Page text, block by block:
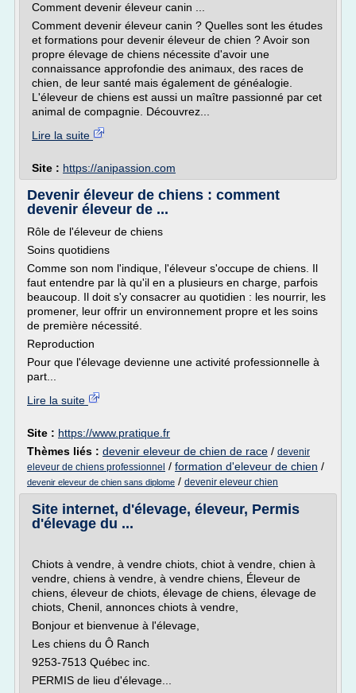
Comment devenir éleveur canin ...
Comment devenir éleveur canin ? Quelles sont les études
et formations pour devenir éleveur de chien ? Avoir son
propre élevage de chiens nécessite d'avoir une
connaissance approfondie des animaux, des races de
chien, de leur santé mais également de généalogie.
L'éleveur de chiens est aussi un maître passionné par cet
animal de compagnie. Découvrez...
Lire la suite
Site : https://anipassion.com
Devenir éleveur de chiens : comment
devenir éleveur de ...
Rôle de l'éleveur de chiens
Soins quotidiens
Comme son nom l'indique, l'éleveur s'occupe de chiens. Il
faut entendre par là qu'il en a plusieurs en charge, parfois
beaucoup. Il doit s'y consacrer au quotidien : les nourrir, les
promener, leur offrir un environnement propre et les soins
de première nécessité.
Reproduction
Pour que l'élevage devienne une activité professionnelle à
part...
Lire la suite
Site : https://www.pratique.fr
Thèmes liés : devenir eleveur de chien de race / devenir
eleveur de chiens professionnel / formation d'eleveur de chien /
devenir eleveur de chien sans diplome / devenir eleveur chien
Site internet, d'élevage, éleveur, Permis
d'élevage du ...
Chiots à vendre, à vendre chiots, chiot à vendre, chien à
vendre, chiens à vendre, à vendre chiens, Éleveur de
chiens, éleveur de chiots, élevage de chiens, élevage de
chiots, Chenil, annonces chiots à vendre,
Bonjour et bienvenue à l'élevage,
Les chiens du Ô Ranch
9253-7513 Québec inc.
PERMIS de lieu d'élevage...